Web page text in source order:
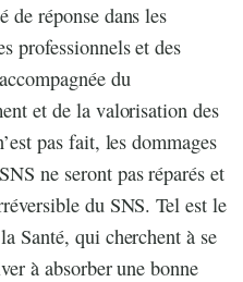
de réponse dans les
professionnels et des
du
et de la valorisation des
pas fait, les dommages
ne seront pas réparés et
du SNS. Tel est le
Santé, qui cherchent à se
à absorber une bonne